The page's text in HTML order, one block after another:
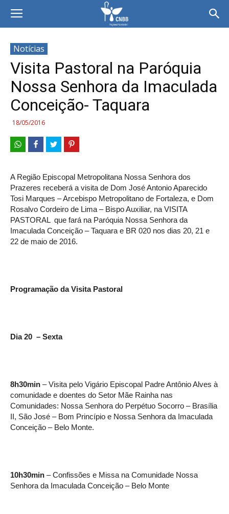
Notícias
Visita Pastoral na Paróquia
Nossa Senhora da Imaculada
Conceição- Taquara
18/05/2016
A Região Episcopal Metropolitana Nossa Senhora dos
Prazeres receberá a visita de Dom José Antonio Aparecido
Tosi Marques – Arcebispo Metropolitano de Fortaleza, e Dom
Rosalvo Cordeiro de Lima – Bispo Auxiliar, na VISITA
PASTORAL que fará na Paróquia Nossa Senhora da
Imaculada Conceição – Taquara e BR 020 nos dias 20, 21 e
22 de maio de 2016.
Programação da Visita Pastoral
Dia 20 – Sexta
8h30min – Visita pelo Vigário Episcopal Padre Antônio Alves à
comunidade e doentes do Setor Mãe Rainha nas
Comunidades: Nossa Senhora do Perpétuo Socorro – Brasília
II, São José – Bom Princípio e Nossa Senhora da Imaculada
Conceição – Belo Monte.
10h30min – Confissões e Missa na Comunidade Nossa
Senhora da Imaculada Conceição – Belo Monte